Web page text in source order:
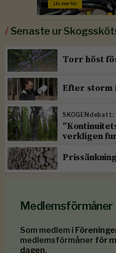
/Senaste ur
Torr höst
Efter storm
SKOGENdebatt:
verkligen
Medlemsförmåner
Som medlem i
medlemsförmåner för
dagen.